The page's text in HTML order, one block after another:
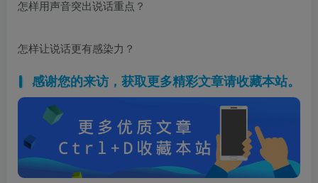
怎样用声音突出说话重点？
怎样让说话更有感染力？
感谢您的来访，获取更多精彩文章请收藏本站。